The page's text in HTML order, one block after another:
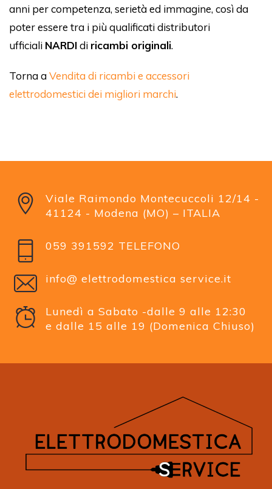
anni per competenza, serietà ed immagine, così da
poter essere tra i più qualificati distributori
ufficiali NARDIdi ricambi originali.
Torna aVendita di ricambi e accessori
elettrodomestici dei migliori marchi.
Viale Raimondo Montecuccoli 12/14 -
41124 - Modena (MO) – ITALIA
059 391592 TELEFONO
info@ elettrodomestica service.it
Lunedì a Sabato -dalle 9 alle 12:30
e dalle 15 alle 19 (Domenica Chiuso)